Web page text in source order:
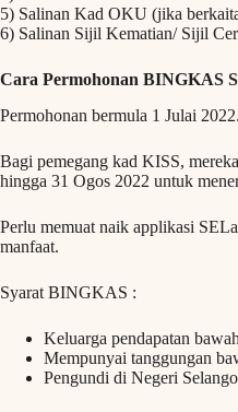
5) Salinan Kad OKU (jika
6) Salinan Sijil Kematian/ Sijil
Cara Permohonan BINGKAS
Permohonan bermula 1 Julai 2022.
Bagi pemegang kad KISS,
hingga 31 Ogos 2022 untuk
Perlu memuat naik applikasi
manfaat.
Syarat BINGKAS :
Keluarga pendapatan
Mempunyai tanggungan
Pengundi di Negeri